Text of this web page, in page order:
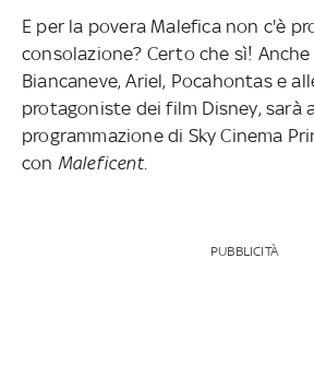
E per la povera Malefica non c'è
consolazione? Certo che sì! Anche
Biancaneve, Ariel, Pocahontas e
protagoniste dei film Disney, sarà
programmazione di Sky Cinema
con Maleficent.
PUBBLICITÀ